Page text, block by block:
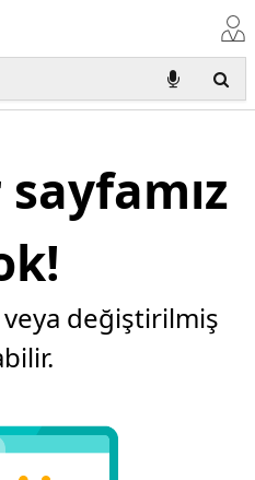
veya değiştirilmiş